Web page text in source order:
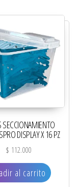
SECCIONAMIENTO
DISPLAY X 16 PZ
$ 112.000
al carrito